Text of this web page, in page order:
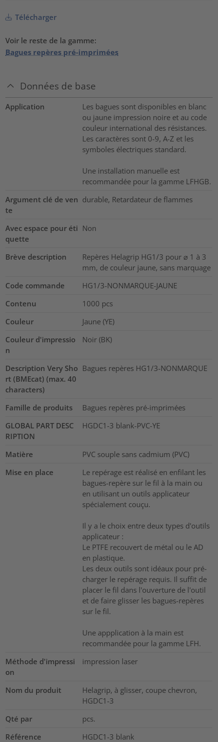
Télécharger
Voir le reste de la gamme:
Bagues repères pré-imprimées
Données de base
Application
Les bagues sont disponibles en blanc
ou jaune impression noire et au code
couleur international des résistances.
Les caractères sont 0-9, A-Z et les
symboles électriques standard.
Une installation manuelle est
recommandée pour la gamme LFHGB.
Argument clé de ven
te
durable, Retardateur de flammes
Avec espace pour éti
quette
Non
Brève description
Repères Helagrip HG1/3 pour ⌀ 1 à 3
mm, de couleur jaune, sans marquage
Code commande
HG1/3-NONMARQUE-JAUNE
Contenu
1000 pcs
Couleur
Jaune (YE)
Couleur d'impressio
n
Noir (BK)
Description Very Sho
rt (BMEcat) (max. 40
characters)
Bagues repères HG1/3-NONMARQUE
Famille de produits
Bagues repères pré-imprimées
GLOBAL PART DESC
RIPTION
HGDC1-3 blank-PVC-YE
Matière
PVC souple sans cadmium (PVC)
Mise en place
Le repérage est réalisé en enfilant les
bagues-repère sur le fil à la main ou
en utilisant un outils applicateur
spécialement couçu.
Il y a le choix entre deux types d'outils
applicateur :
Le PTFE recouvert de métal ou le AD
en plastique.
Les deux outils sont idéaux pour pré-
charger le repérage requis. Il suffit de
placer le fil dans l'ouverture de l'outil
et de faire glisser les bagues-repères
sur le fil.
Une appplication à la main est
recommandée pour la gamme LFH.
Méthode d'impressi
on
impression laser
Nom du produit
Helagrip, à glisser, coupe chevron,
HGDC1-3
Qté par
pcs.
Référence
HGDC1-3 blank